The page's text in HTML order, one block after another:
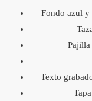
Fondo azul
Texto